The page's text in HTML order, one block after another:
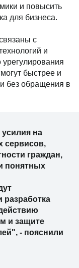
и повысить
для бизнеса.
с
и
урегулирования
быстрее и
без обращения в
на
сервисов,
граждан,
понятных
и защите
- пояснили